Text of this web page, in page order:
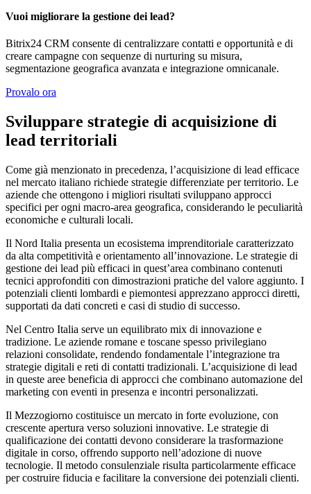
Vuoi migliorare la gestione dei lead?
Bitrix24 CRM consente di centralizzare contatti e opportunità e di
creare campagne con sequenze di nurturing su misura,
segmentazione geografica avanzata e integrazione omnicanale.
Provalo ora
Sviluppare strategie di acquisizione di
lead territoriali
Come già menzionato in precedenza, l’acquisizione di lead efficace
nel mercato italiano richiede strategie differenziate per territorio. Le
aziende che ottengono i migliori risultati sviluppano approcci
specifici per ogni macro-area geografica, considerando le peculiarità
economiche e culturali locali.
Il Nord Italia presenta un ecosistema imprenditoriale caratterizzato
da alta competitività e orientamento all’innovazione. Le strategie di
gestione dei lead più efficaci in quest’area combinano contenuti
tecnici approfonditi con dimostrazioni pratiche del valore aggiunto. I
potenziali clienti lombardi e piemontesi apprezzano approcci diretti,
supportati da dati concreti e casi di studio di successo.
Nel Centro Italia serve un equilibrato mix di innovazione e
tradizione. Le aziende romane e toscane spesso privilegiano
relazioni consolidate, rendendo fondamentale l’integrazione tra
strategie digitali e reti di contatti tradizionali. L’acquisizione di lead
in queste aree beneficia di approcci che combinano automazione del
marketing con eventi in presenza e incontri personalizzati.
Il Mezzogiorno costituisce un mercato in forte evoluzione, con
crescente apertura verso soluzioni innovative. Le strategie di
qualificazione dei contatti devono considerare la trasformazione
digitale in corso, offrendo supporto nell’adozione di nuove
tecnologie. Il metodo consulenziale risulta particolarmente efficace
per costruire fiducia e facilitare la conversione dei potenziali clienti.